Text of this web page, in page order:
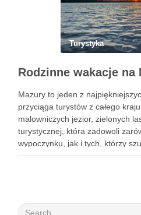
Turystyka
Mazury to jeden z
przyciąga turystów z całego
malowniczych jezior, zielonych
turystycznej, która zadowoli
wypoczynku, jak i tych, którzy
Dla rodzin, które planują